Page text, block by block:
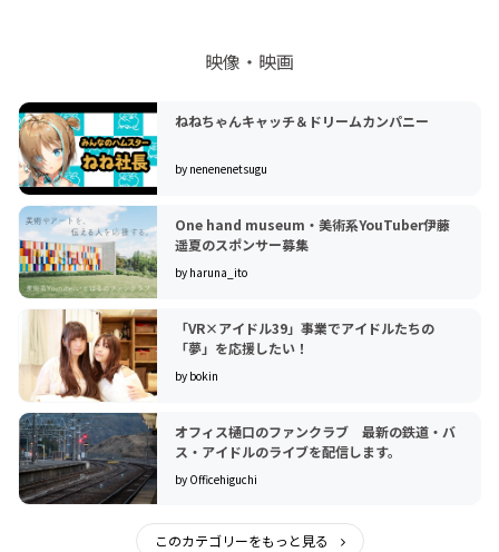
映像・映画
ねねちゃんキャッチ＆ドリームカンパニー
by nenenenetsugu
One hand museum・美術系YouTuber伊藤
遥夏のスポンサー募集
by haruna_ito
「VR×アイドル39」事業でアイドルたちの
「夢」を応援したい！
by bokin
オフィス樋口のファンクラブ 最新の鉄道・バ
ス・アイドルのライブを配信します。
by Officehiguchi
このカテゴリーをもっと見る